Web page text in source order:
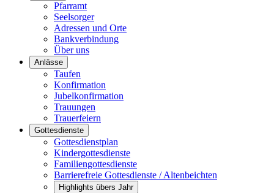
Pfarramt
Seelsorger
Adressen und Orte
Bankverbindung
Über uns
Anlässe
Taufen
Konfirmation
Jubelkonfirmation
Trauungen
Trauerfeiern
Gottesdienste
Gottesdienstplan
Kindergottesdienste
Familiengottesdienste
Barrierefreie Gottesdienste / Altenbeichten
Highlights übers Jahr